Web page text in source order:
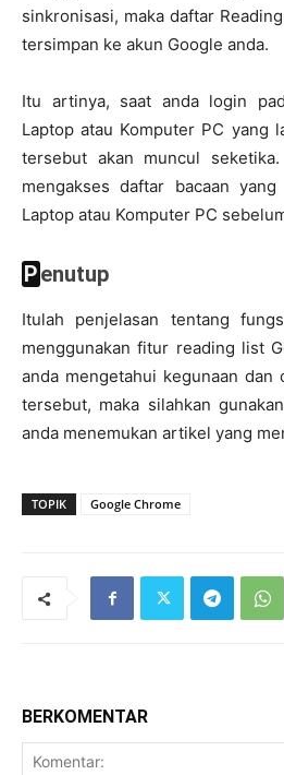
sinkronisasi, maka daftar
tersimpan ke akun Google anda.
Itu artinya, saat anda login
Laptop atau Komputer PC yang
tersebut akan muncul
mengakses daftar bacaan
Laptop atau Komputer PC
Penutup
Itulah penjelasan tentang
menggunakan fitur reading list
anda mengetahui kegunaan dan
tersebut, maka silahkan
anda menemukan artikel yang
TOPIK Google Chrome
BERKOMENTAR